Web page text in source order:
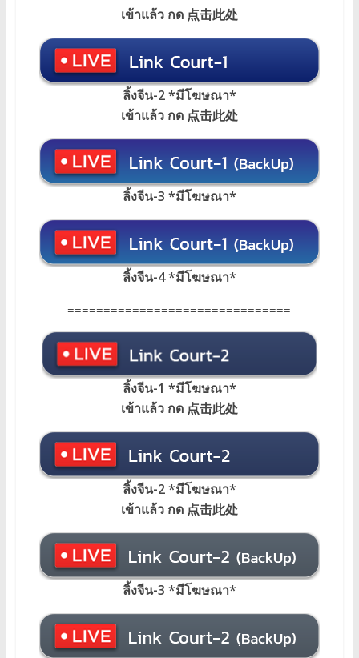
เข้าแล้ว กด 点击此处
ลิ้งจีน-2 *มีโฆษณา*
เข้าแล้ว กด 点击此处
ลิ้งจีน-3 *มีโฆษณา*
ลิ้งจีน-4 *มีโฆษณา*
===============================
ลิ้งจีน-1 *มีโฆษณา*
เข้าแล้ว กด 点击此处
ลิ้งจีน-2 *มีโฆษณา*
เข้าแล้ว กด 点击此处
ลิ้งจีน-3 *มีโฆษณา*